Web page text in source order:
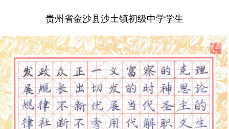
贵州省金沙县沙土镇初级中学学生